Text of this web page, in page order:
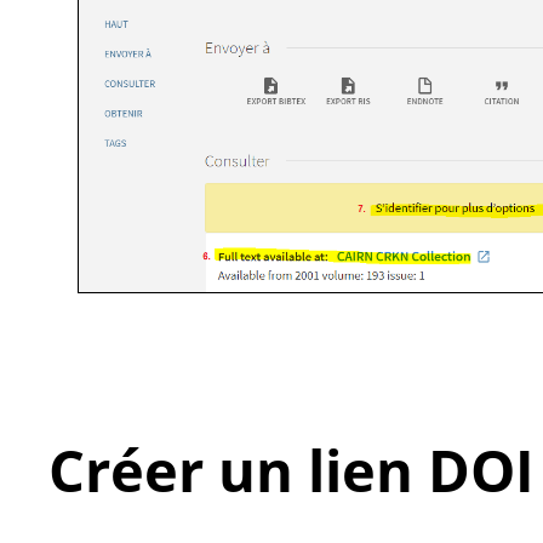
Créer un lien DOI